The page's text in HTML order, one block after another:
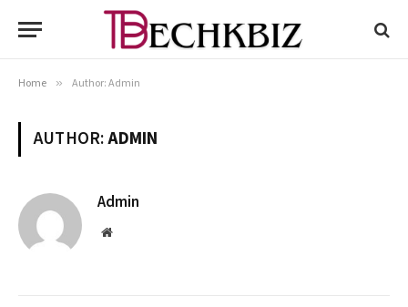
Home » Author: Admin
AUTHOR:ADMIN
Admin
Website